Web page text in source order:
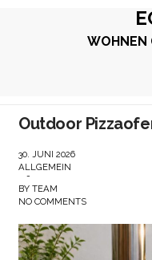
WOHNEN
Outdoor
30. JUNI 2026
ALLGEMEIN
-
BYTEAM
NO COMMENTS